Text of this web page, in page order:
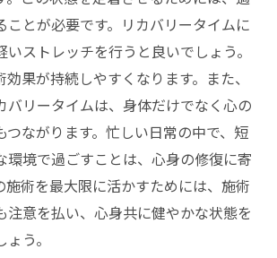
ことが必要です。リカバリータイムに
ストレッチを行うと良いでしょう。
果が持続しやすくなります。また、
バリータイムは、身体だけでなく心の
つながります。忙しい日常の中で、短
環境で過ごすことは、心身の修復に寄
施術を最大限に活かすためには、施術
注意を払い、心身共に健やかな状態を
う。